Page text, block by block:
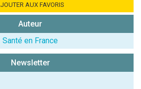
sur 'Valider', j'accepte que mon avis
AUX FAVORIS
Auteur
Santé en France
Newsletter